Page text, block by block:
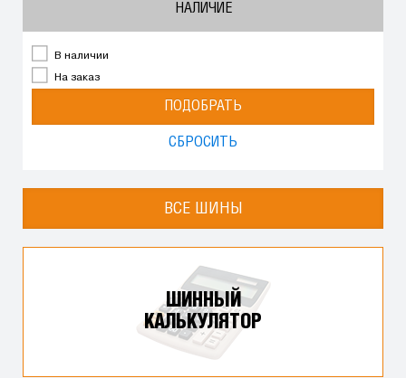
НАЛИЧИЕ
В наличии
На заказ
ПОДОБРАТЬ
СБРОСИТЬ
ВСЕ ШИНЫ
ШИННЫЙ
КАЛЬКУЛЯТОР